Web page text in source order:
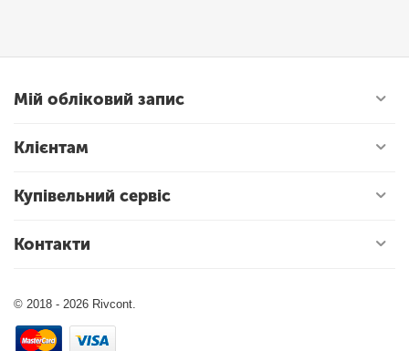
Мій обліковий запис
Клієнтам
Купівельний сервіс
Контакти
© 2018 - 2026 Rivcont.